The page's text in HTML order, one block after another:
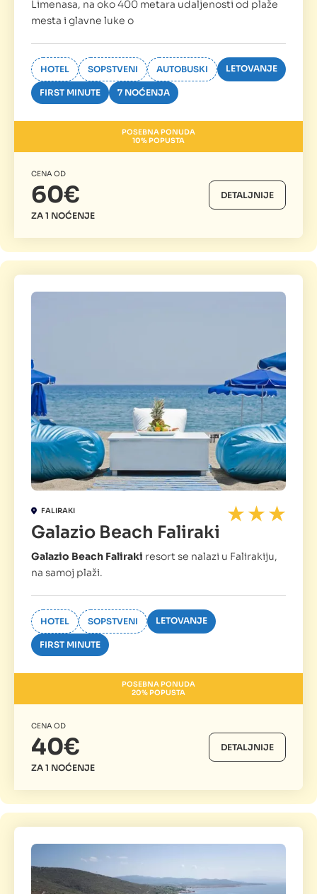
Limenasa, na oko 400 metara udaljenosti od plaže
mesta i glavne luke o
HOTEL SOPSTVENI AUTOBUSKI LETOVANJE
FIRST MINUTE 7 NOĆENJA
POSEBNA PONUDA
10% POPUSTA
CENA OD
60€
ZA 1 NOĆENJE
DETALJNIJE
FALIRAKI
Galazio Beach Faliraki
Galazio Beach Faliraki resort se nalazi u Falirakiju,
na samoj plaži.
HOTEL SOPSTVENI LETOVANJE
FIRST MINUTE
POSEBNA PONUDA
20% POPUSTA
CENA OD
40€
ZA 1 NOĆENJE
DETALJNIJE